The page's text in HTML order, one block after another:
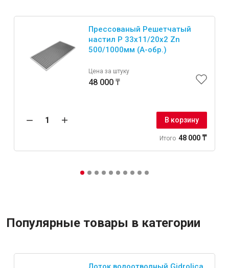
Прессованый Решетчатый
настил Р 33х11/20х2 Zn
500/1000мм (А-обр.)
Цена за штуку
48 000 ₸
В корзину
Итого 48 000 ₸
Популярные товары в категории